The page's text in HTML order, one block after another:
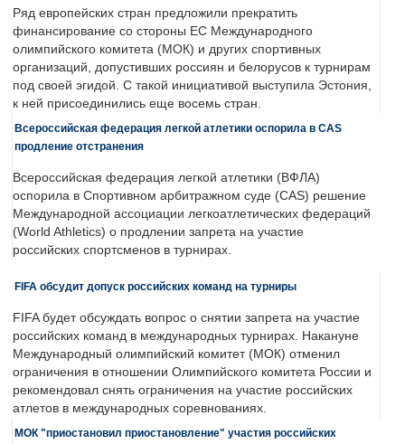
Ряд европейских стран предложили прекратить
финансирование со стороны ЕС Международного
олимпийского комитета (МОК) и других спортивных
организаций, допустивших россиян и белорусов к турнирам
под своей эгидой. С такой инициативой выступила Эстония,
к ней присоединились еще восемь стран.
Всероссийская федерация легкой атлетики оспорила в CAS
продление отстранения
Всероссийская федерация легкой атлетики (ВФЛА)
оспорила в Спортивном арбитражном суде (CAS) решение
Международной ассоциации легкоатлетических федераций
(World Athletics) о продлении запрета на участие
российских спортсменов в турнирах.
FIFA обсудит допуск российских команд на турниры
FIFA будет обсуждать вопрос о снятии запрета на участие
российских команд в международных турнирах. Накануне
Международный олимпийский комитет (МОК) отменил
ограничения в отношении Олимпийского комитета России и
рекомендовал снять ограничения на участие российских
атлетов в международных соревнованиях.
МОК "приостановил приостановление" участия российских